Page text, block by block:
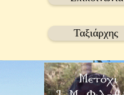
Ταξιάρχης